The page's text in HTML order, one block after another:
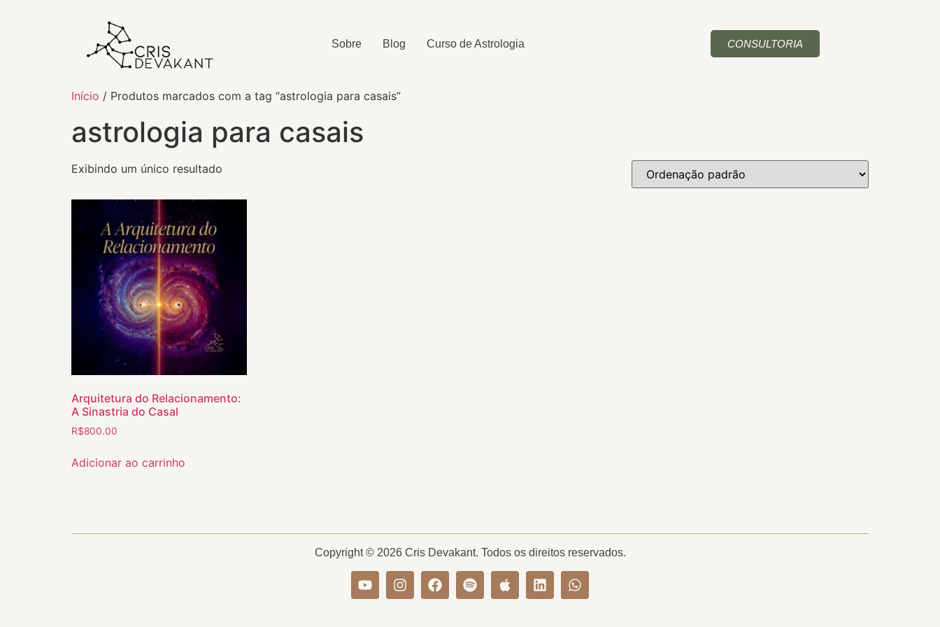
Sobre Blog Curso de Astrologia CONSULTORIA
Início / Produtos marcados com a tag “astrologia para casais”
astrologia para casais
Exibindo um único resultado
Arquitetura do Relacionamento:
A Sinastria do Casal
R$800.00
Adicionar ao carrinho
Copyright © 2026 Cris Devakant. Todos os direitos reservados.